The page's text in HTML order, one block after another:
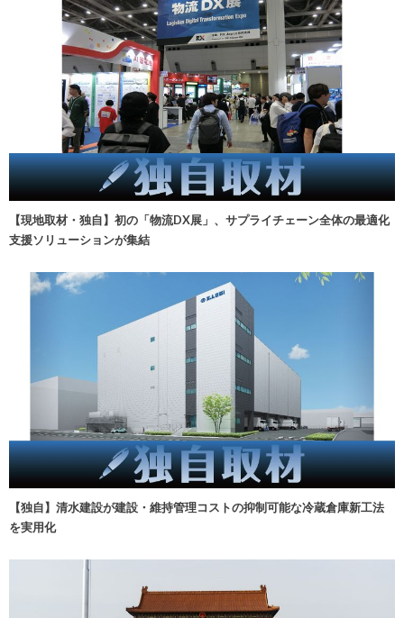
【現地取材・独自】初の「物流DX展」、サプライチェーン全体の最適化
支援ソリューションが集結
【独自】清水建設が建設・維持管理コストの抑制可能な冷蔵倉庫新工法
を実用化